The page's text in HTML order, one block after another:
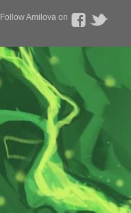
Follow Amilova on